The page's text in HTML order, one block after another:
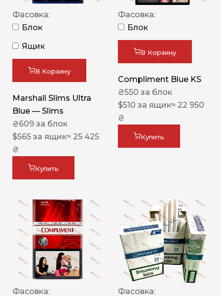
Фасовка:
Блок
Ящик
В Корзину
Marshall Slims Ultra
Blue — Slims
₴609 за блок
$565 за ящик≈ 25 425
₴
Купить
Фасовка:
Блок
В Корзину
Compliment Blue KS
₴550 за блок
$510 за ящик≈ 22 950
₴
Купить
Фасовка: Фасовка: